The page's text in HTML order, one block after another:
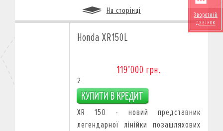
Зворотній
дзвінок
На сторінці
Honda XR150L
119’000 грн.
2
XR 150 - новий представник
легендарної лінійки позашляхових